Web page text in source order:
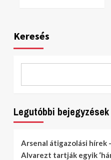
Keresés
Legutóbbi bejegyzések
Arsenal átigazolási hírek
Alvarezt tartják egyik